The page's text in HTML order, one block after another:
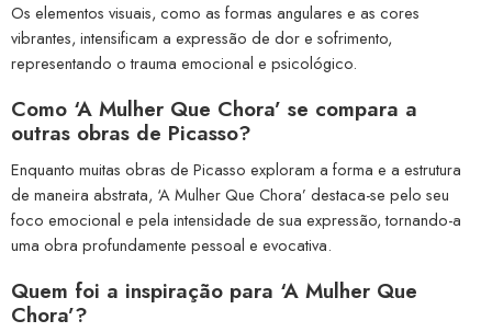
Os elementos visuais, como as formas angulares e as cores
vibrantes, intensificam a expressão de dor e sofrimento,
representando o trauma emocional e psicológico.
Como ‘A Mulher Que Chora’ se compara a
outras obras de Picasso?
Enquanto muitas obras de Picasso exploram a forma e a estrutura
de maneira abstrata, ‘A Mulher Que Chora’ destaca-se pelo seu
foco emocional e pela intensidade de sua expressão, tornando-a
uma obra profundamente pessoal e evocativa.
Quem foi a inspiração para ‘A Mulher Que
Chora’?